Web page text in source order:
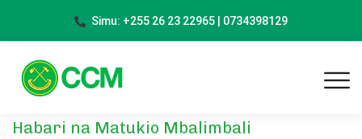
Simu: +255 26 23 22965 | 0734398129
Habari na Matukio Mbalimbali